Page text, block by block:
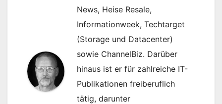
News, Heise Resale,
Informationweek, Techtarget
(Storage und Datacenter)
sowie ChannelBiz. Darüber
hinaus ist er für zahlreiche IT-
Publikationen freiberuflich
tätig, darunter